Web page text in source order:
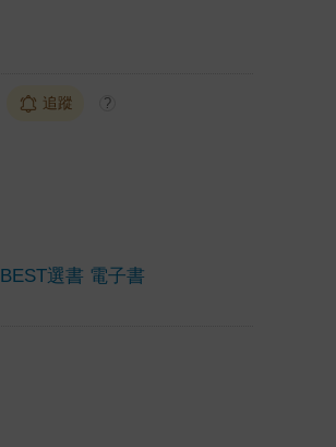
追蹤 ?
BEST選書 電子書